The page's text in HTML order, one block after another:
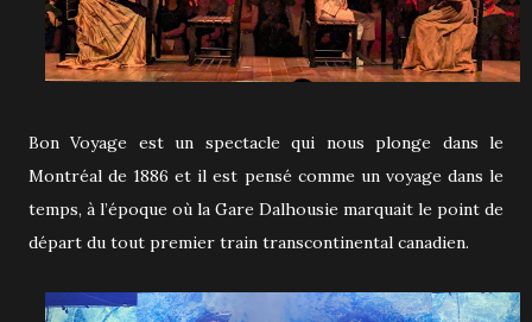
Bon Voyage est un spectacle qui nous plonge dans le
Montréal de 1886 et il est pensé comme un voyage dans le
temps, à l’époque où la Gare Dalhousie marquait le point de
départ du tout premier train transcontinental canadien.